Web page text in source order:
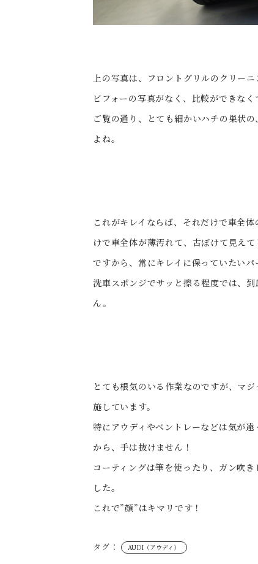
上の写真は、フロントグリルのクリー
ビフォーの写真がなく、比較ができな
ご覧の通り、とても細かいハチの巣状
よね。
これがキレイならば、それだけで車全
けで車全体が薄汚れて、古ぼけて見え
ですから、常にキレイに保っていたい
洗車スポンジでサッと擦る程度では、
ん。
とても根気のいる作業なのですが、マ
施しています。
特にアウディやベントレーなどは気が
から、手は抜けません！
コーティングは筆を使ったり、ガン吹
した。
これで”顔”はキマリです！
タグ： AUDI（アウディ）